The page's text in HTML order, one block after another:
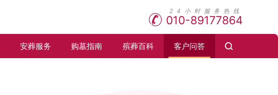
010-89177864
安葬服务 购墓指南 殡葬百科 客户问答